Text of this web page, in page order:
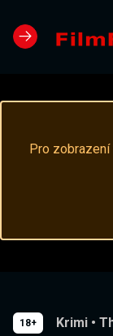
Pro
18+ Krimi •